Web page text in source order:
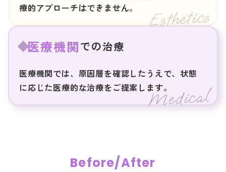
療的アプローチはできません。
医療機関での治療
医療機関では、原因層を確認したうえで、状態
に応じた医療的な治療をご提案します。
Before/After